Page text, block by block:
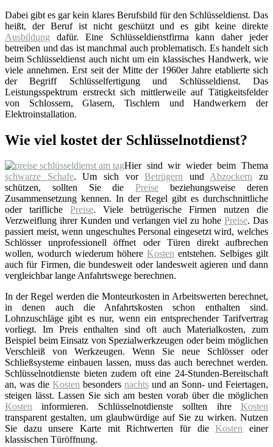
Dabei gibt es gar kein klares Berufsbild für den Schlüsseldienst. Das
heißt, der Beruf ist nicht geschützt und es gibt keine direkte
Ausbildung dafür. Eine Schlüsseldienstfirma kann daher jeder
betreiben und das ist manchmal auch problematisch. Es handelt sich
beim Schlüsseldienst auch nicht um ein klassisches Handwerk, wie
viele annehmen. Erst seit der Mitte der 1960er Jahre etablierte sich
der Begriff Schlüsselfertigung und Schlüsseldienst. Das
Leistungsspektrum erstreckt sich mittlerweile auf Tätigkeitsfelder
von Schlossern, Glasern, Tischlern und Handwerkern der
Elektroinstallation.
Wie viel kostet der Schlüsselnotdienst?
Hier sind wir wieder beim Thema
schwarze Schafe. Um sich vorBetrügern undAbzockern zu
schützen, sollten Sie diePreise beziehungsweise deren
Zusammensetzung kennen. In der Regel gibt es durchschnittliche
oder tarifliche Preise. Viele betrügerische Firmen nutzen die
Verzweiflung ihrer Kunden und verlangen viel zu hohe Preise. Das
passiert meist, wenn ungeschultes Personal eingesetzt wird, welches
Schlösser unprofessionell öffnet oder Türen direkt aufbrechen
wollen, wodurch wiederum höhere Kosten entstehen. Selbiges gilt
auch für Firmen, die bundesweit oder landesweit agieren und dann
vergleichbar lange Anfahrtswege berechnen.
In der Regel werden die Monteurkosten in Arbeitswerten berechnet,
in denen auch die Anfahrtskosten schon enthalten sind.
Lohnzuschläge gibt es nur, wenn ein entsprechender Tarifvertrag
vorliegt. Im Preis enthalten sind oft auch Materialkosten, zum
Beispiel beim Einsatz von Spezialwerkzeugen oder beim möglichen
Verschleiß von Werkzeugen. Wenn Sie neue Schlösser oder
Schließsysteme einbauen lassen, muss das auch berechnet werden.
Schlüsselnotdienste bieten zudem oft eine 24-Stunden-Bereitschaft
an, was die Kosten besonders nachts und an Sonn- und Feiertagen,
steigen lässt. Lassen Sie sich am besten vorab über die möglichen
Kosten informieren. Schlüsselnotdienste sollten ihre Kosten
transparent gestalten, um glaubwürdige auf Sie zu wirken. Nutzen
Sie dazu unsere Karte mit Richtwerten für dieKosten einer
klassischen Türöffnung.